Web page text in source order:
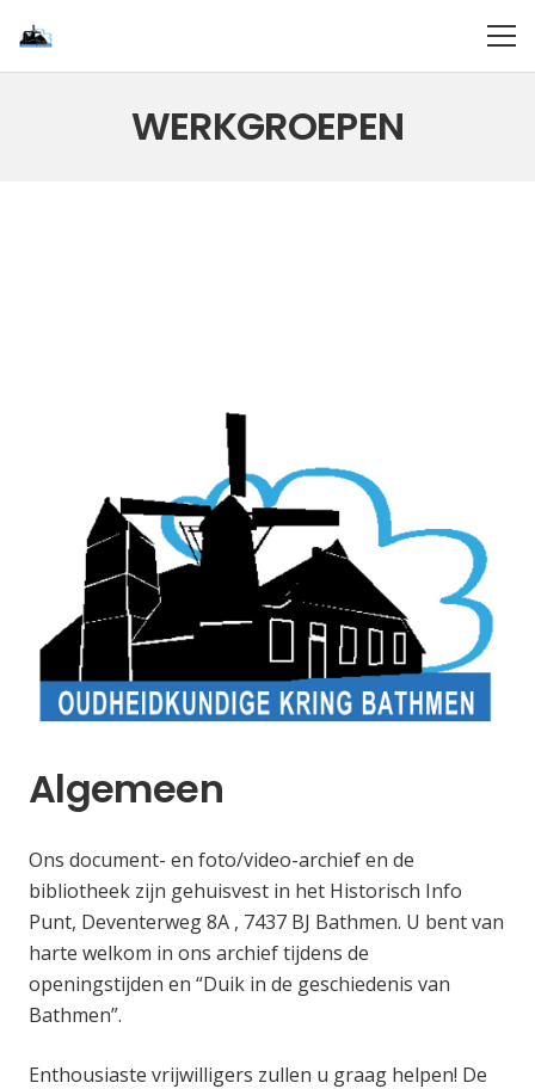
WERKGROEPEN
Algemeen
Ons document- en foto/video-archief en de
bibliotheek zijn gehuisvest in het Historisch Info
Punt, Deventerweg 8A , 7437 BJ Bathmen. U bent van
harte welkom in ons archief tijdens de
openingstijden en “Duik in de geschiedenis van
Bathmen”.
Enthousiaste vrijwilligers zullen u graag helpen! De